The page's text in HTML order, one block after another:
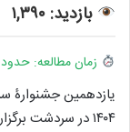
بازدید: ۱,۳۹۰
زمان مطالعه: حدود ۱ دقیقه
۱۴۰۴ در سردشت برگزار می‌شود.